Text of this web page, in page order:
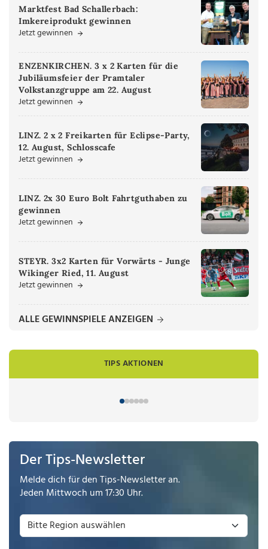
Marktfest Bad Schallerbach:
Imkereiprodukt gewinnen
Jetzt gewinnen
ENZENKIRCHEN. 3 x 2 Karten für die
Jubiläumsfeier der Pramtaler
Volkstanzgruppe am 22. August
Jetzt gewinnen
LINZ. 2 x 2 Freikarten für Eclipse-Party,
12. August, Schlosscafe
Jetzt gewinnen
LINZ. 2x 30 Euro Bolt Fahrtguthaben zu
gewinnen
Jetzt gewinnen
STEYR. 3x2 Karten für Vorwärts - Junge
Wikinger Ried, 11. August
Jetzt gewinnen
ALLE GEWINNSPIELE ANZEIGEN
TIPS AKTIONEN
Der Tips-Newsletter
Melde dich für den Tips-Newsletter an.
Jeden Mittwoch um 17:30 Uhr.